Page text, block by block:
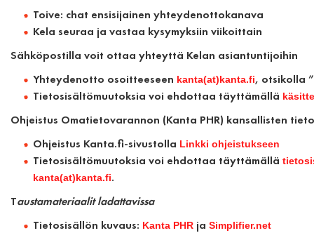
Toive: chat ensisijainen yhteydenottokanava
Kela seuraa ja vastaa kysymyksiin viikoittain
Sähköpostilla voit ottaa yhteyttä Kelan asiantuntijoihin
Yhteydenotto osoitteeseen kanta(at)kanta.fi, otsikolla
Tietosisältömuutoksia voi ehdottaa täyttämällä
Ohjeistus Omatietovarannon (Kanta PHR) kansallisten
Ohjeistus Kanta.fi-sivustolla Linkki ohjeistukseen
Tietosisältömuutoksia voi ehdottaa täyttämällä
kanta(at)kanta.fi.
Taustamateriaalitladattavissa
Tietosisällön kuvaus: Kanta PHR ja Simplifier.net